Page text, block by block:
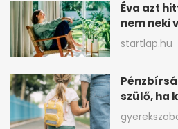
Éva azt
nem neki
hétvége
startlap.hu
szülő, ha